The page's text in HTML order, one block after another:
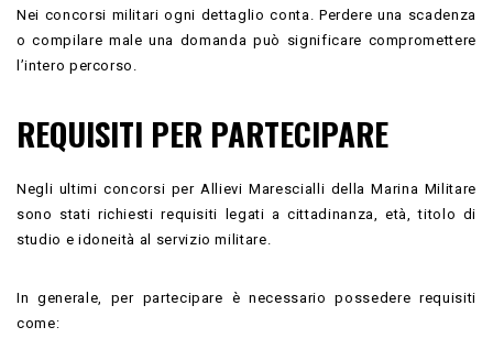
Nei concorsi militari ogni dettaglio conta. Perdere una scadenza
o compilare male una domanda può significare compromettere
l’intero percorso.
REQUISITI PER PARTECIPARE
Negli ultimi concorsi per Allievi Marescialli della Marina Militare
sono stati richiesti requisiti legati a cittadinanza, età, titolo di
studio e idoneità al servizio militare.
In generale, per partecipare è necessario possedere requisiti
come: